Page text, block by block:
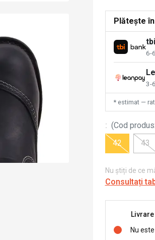
Plătește
6-
3-
* estimat —
: (Cod produs:
42
43
Nu știți de ce
Consultați
Nu